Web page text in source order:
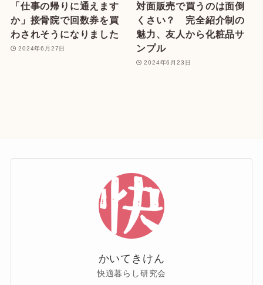
「仕事の帰りに通えます
か」接骨院で回数券を買
わされそうになりました
2024年6月27日
対面販売で買うのは面倒
くさい？ 完全紹介制の
魅力、友人から化粧品サ
ンプル
2024年6月23日
かいてきけん
快適暮らし研究会